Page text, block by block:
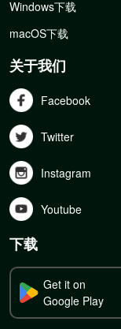
Windows下载
macOS下载
关于我们
Facebook
Twitter
Instagram
Youtube
下载
Get it on
Google Play